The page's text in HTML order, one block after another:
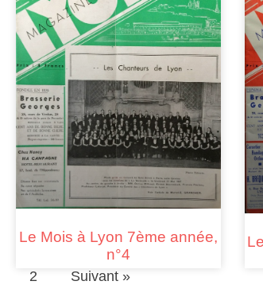
Le Mois à Lyon 7ème année,
n°4
2 Suivant »